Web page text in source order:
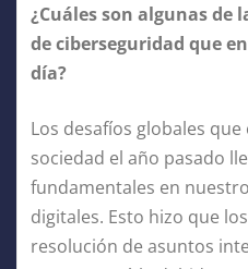
¿Cuáles son algunas de
de ciberseguridad que
día?
Los desafíos globales
sociedad el año pasado
fundamentales en
digitales. Esto hizo que
resolución de asuntos